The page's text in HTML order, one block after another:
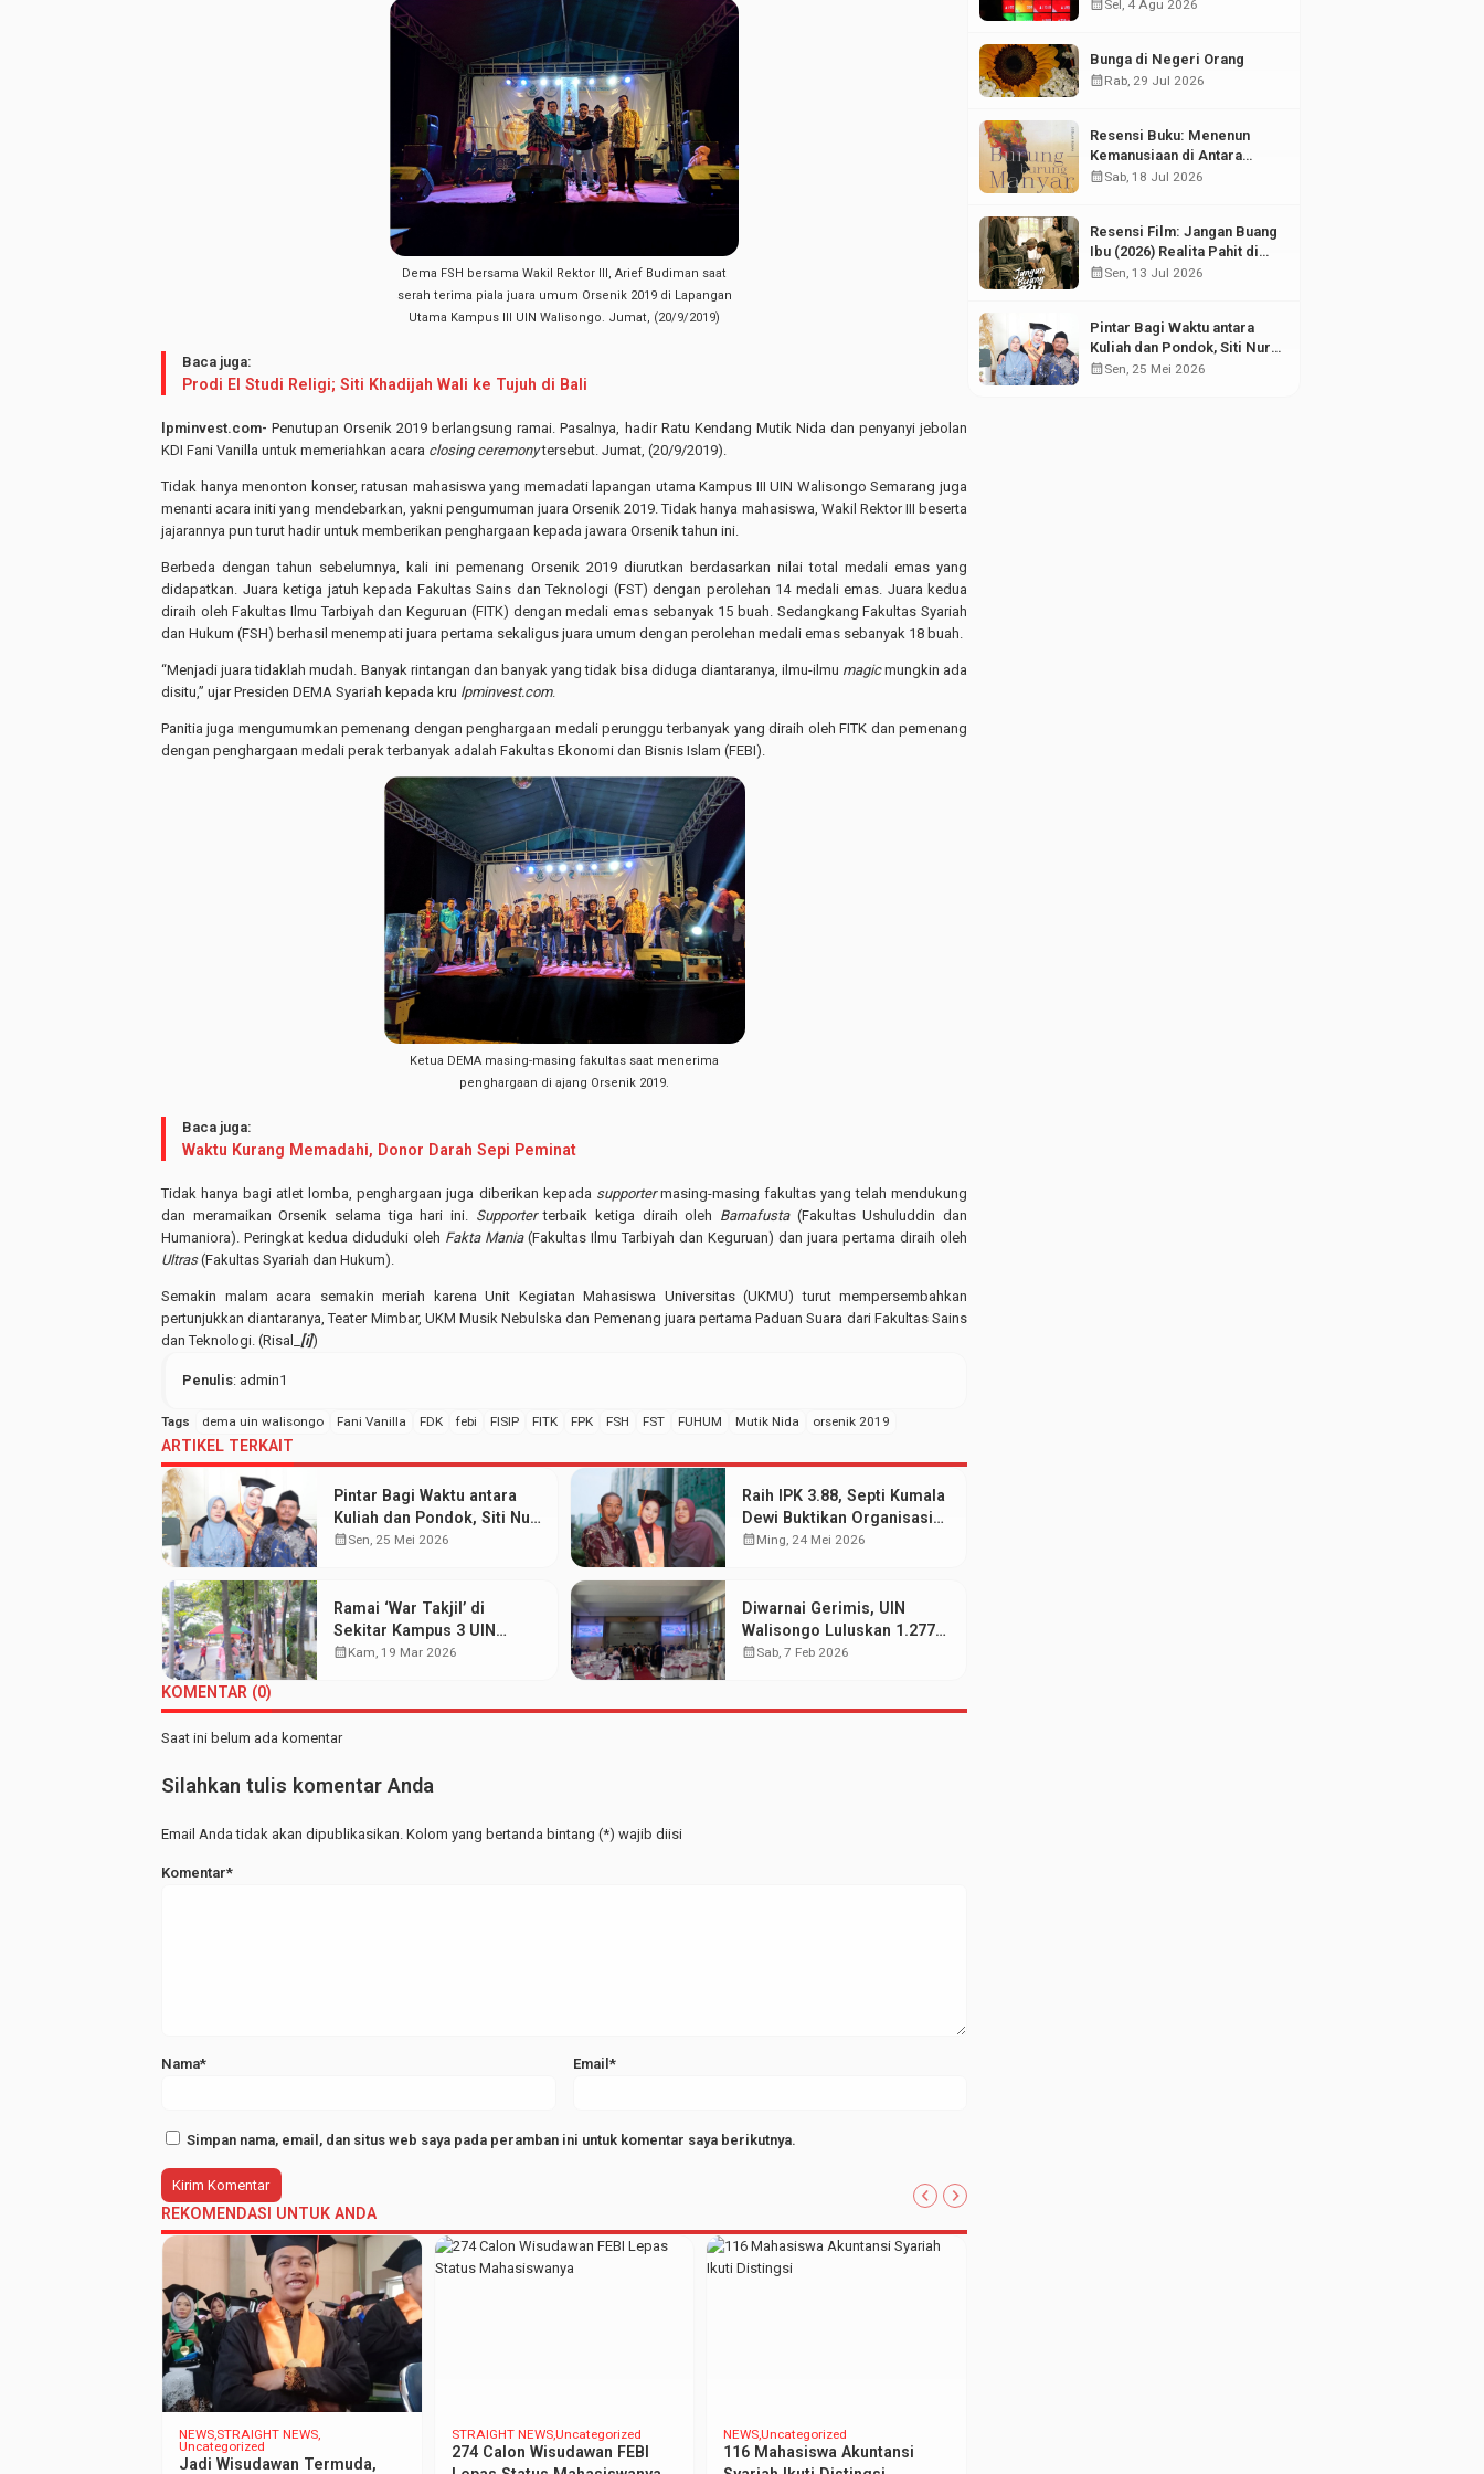
Dema FSH bersama Wakil Rektor III, Arief Budiman saat
serah terima piala juara umum Orsenik 2019 di Lapangan
Utama Kampus III UIN Walisongo. Jumat, (20/9/2019)
Baca juga:
Prodi EI Studi Religi; Siti Khadijah Wali ke Tujuh di Bali
pminvest.com- Penutupan Orsenik 2019 berlangsung ramai. Pasalnya, hadir Ratu Kendang Mutik Nida dan penyanyi jebolan
KDI Fani Vanilla untuk memeriahkan acara closing ceremonytersebut. Jumat, (20/9/2019).
Tidak hanya menonton konser, ratusan mahasiswa yang memadati lapangan utama Kampus III UIN Walisongo Semarang juga
menanti acara initi yang mendebarkan, yakni pengumuman juara Orsenik 2019. Tidak hanya mahasiswa, Wakil Rektor III beserta
jajarannya pun turut hadir untuk memberikan penghargaan kepada jawara Orsenik tahun ini.
Berbeda dengan tahun sebelumnya, kali ini pemenang Orsenik 2019 diurutkan berdasarkan nilai total medali emas yang
didapatkan. Juara ketiga jatuh kepada Fakultas Sains dan Teknologi (FST) dengan perolehan 14 medali emas. Juara kedua
diraih oleh Fakultas Ilmu Tarbiyah dan Keguruan (FITK) dengan medali emas sebanyak 15 buah. Sedangkang Fakultas Syariah
dan Hukum (FSH) berhasil menempati juara pertama sekaligus juara umum dengan perolehan medali emas sebanyak 18 buah.
“Menjadi juara tidaklah mudah. Banyak rintangan dan banyak yang tidak bisa diduga diantaranya, ilmu-ilmu magicmungkin ada
disitu,” ujar Presiden DEMA Syariah kepada kru lpminvest.com.
Panitia juga mengumumkan pemenang dengan penghargaan medali perunggu terbanyak yang diraih oleh FITK dan pemenang
dengan penghargaan medali perak terbanyak adalah Fakultas Ekonomi dan Bisnis Islam (FEBI).
Ketua DEMA masing-masing fakultas saat menerima
penghargaan di ajang Orsenik 2019.
Baca juga:
Waktu Kurang Memadahi, Donor Darah Sepi Peminat
Tidak hanya bagi atlet lomba, penghargaan juga diberikan kepada supportermasing-masing fakultas yang telah mendukung
dan meramaikan Orsenik selama tiga hari ini. Supporterterbaik ketiga diraih oleh Barnafusta(Fakultas Ushuluddin dan
Humaniora). Peringkat kedua diduduki oleh Fakta Mania (Fakultas Ilmu Tarbiyah dan Keguruan) dan juara pertama diraih oleh
Ultras(Fakultas Syariah dan Hukum).
Semakin malam acara semakin meriah karena Unit Kegiatan Mahasiswa Universitas (UKMU) turut mempersembahkan
pertunjukkan diantaranya, Teater Mimbar, UKM Musik Nebulska dan Pemenang juara pertama Paduan Suara dari Fakultas Sains
dan Teknologi. (Risal_ [i])
Penulis: admin1
Tags dema uin walisongo Fani Vanilla FDK febi FISIP FITK FPK FSH FST FUHUM Mutik Nida orsenik 2019
ARTIKEL TERKAIT
Pintar Bagi Waktu antara
Kuliah dan Pondok, Siti Nur
Aisyah Sabet Gelar
calendar_monthSen, 25 Mei 2026
Raih IPK 3.88, Septi Kumala
Dewi Buktikan Organisasi
dan Prestasi Akademik
calendar_monthMing, 24 Mei 2026
Ramai ‘War Takjil’ di
Sekitar Kampus 3 UIN
Walisongo: Mahasiswa
calendar_monthKam, 19 Mar 2026
Diwarnai Gerimis, UIN
Walisongo Luluskan 1.277
Mahasiswa pada Wisuda
calendar_monthSab, 7 Feb 2026
KOMENTAR (0)
Saat ini belum ada komentar
Silahkan tulis komentar Anda
Email Anda tidak akan dipublikasikan. Kolom yang bertanda bintang (*) wajib diisi
Komentar*
Nama* Email*
Simpan nama, email, dan situs web saya pada peramban ini untuk komentar saya berikutnya.
REKOMENDASI UNTUK ANDA
NEWS STRAIGHT NEWS
Uncategorized
Jadi Wisudawan Termuda,
STRAIGHT NEWSUncategorized
274 Calon Wisudawan FEBI
NEWSUncategorized
116 Mahasiswa Akuntansi
calendar_month Sel, 4 Agu 2026
Bunga di Negeri Orang
calendar_monthRab, 29 Jul 2026
Resensi Buku: Menenun
Kemanusiaan di Antara
Puing Sejarah
calendar_monthSab, 18 Jul 2026
Resensi Film: Jangan Buang
Ibu (2026) Realita Pahit di
Balik Kesuksesan Anak
calendar_monthSen, 13 Jul 2026
Pintar Bagi Waktu antara
Kuliah dan Pondok, Siti Nur
Aisyah Sabet Gelar
calendar_monthSen, 25 Mei 2026